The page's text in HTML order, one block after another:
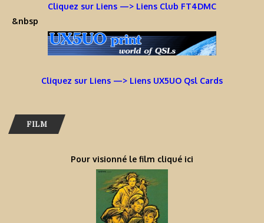
Cliquez sur Liens —> Liens Club FT4DMC
&nbsp
Cliquez sur Liens —> Liens UX5UO Qsl Cards
FILM
Pour visionné le film cliqué ici